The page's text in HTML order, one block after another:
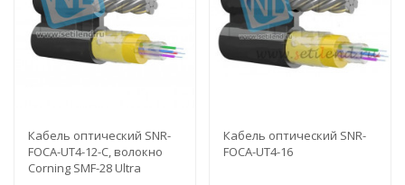
Кабель оптический SNR-
FOCA-UT4-12-C, волокно
Corning SMF-28 Ultra
Кабель оптический SNR-
FOCA-UT4-16